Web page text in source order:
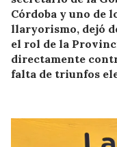
Córdoba y uno de
llaryorismo, dejó
el rol de la
directamente
falta de triunfos